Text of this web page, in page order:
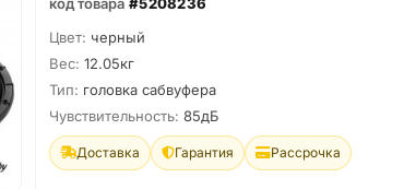
код товара #5208236
Цвет: черный
Вес: 12.05кг
Тип: головка сабвуфера
Чувствительность: 85дБ
Доставка Гарантия Рассрочка